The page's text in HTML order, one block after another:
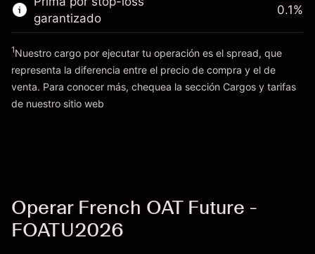
Ir a la plataforma
€100,000.00
Dinero del apalancamiento ~ $
Ir a la plataforma
garantizado
Cargos
0.1%
1Nuestro cargo por ejecutar tu operación es el spread, que
representa la diferencia entre el precio de compra y el de
venta. Para conocer más, chequea la sección Cargos y tarifas
de nuestro sitio web
Operar French OAT Future -
FOATU2026